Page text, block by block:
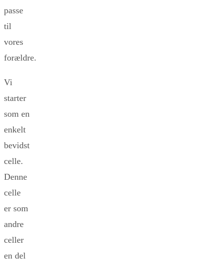
passe
til
vores
forældre.
Vi
starter
som en
enkelt
bevidst
celle.
Denne
celle
er som
andre
celler
en del